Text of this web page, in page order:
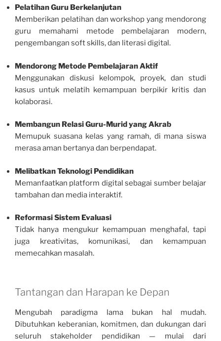
Pelatihan Guru Berkelanjutan
Memberikan pelatihan dan workshop yang mendorong
guru memahami metode pembelajaran modern,
pengembangan soft skills, dan literasi digital.
Mendorong Metode Pembelajaran Aktif
Menggunakan diskusi kelompok, proyek, dan studi
kasus untuk melatih kemampuan berpikir kritis dan
kolaborasi.
Membangun Relasi Guru-Murid yang Akrab
Memupuk suasana kelas yang ramah, di mana siswa
merasa aman bertanya dan berpendapat.
Melibatkan Teknologi Pendidikan
Memanfaatkan platform digital sebagai sumber belajar
tambahan dan media interaktif.
Reformasi Sistem Evaluasi
Tidak hanya mengukur kemampuan menghafal, tapi
juga kreativitas, komunikasi, dan kemampuan
memecahkan masalah.
Tantangan dan Harapan ke Depan
Mengubah paradigma lama bukan hal mudah.
Dibutuhkan keberanian, komitmen, dan dukungan dari
seluruh stakeholder pendidikan — mulai dari